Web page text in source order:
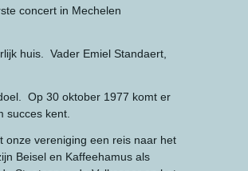
concert in Mechelen
huis. Vader Emiel Standaert,
Op 30 oktober 1977 komt er
succes kent.
onze vereniging een reis naar het
Beisel en Kaffeehamus als